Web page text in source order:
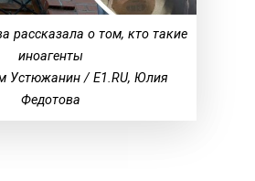
рассказала о том, кто такие
иноагенты
Устюжанин / E1.RU, Юлия
Федотова